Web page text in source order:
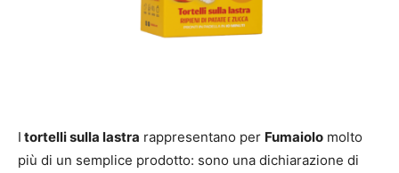
I tortelli sulla lastra rappresentano per Fumaiolo molto
più di un semplice prodotto: sono una dichiarazione di